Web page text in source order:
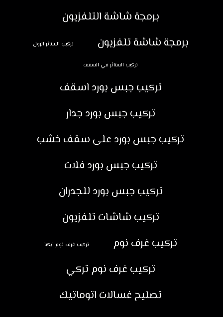
برمجة شاشة التلفزيون
برمجة شاشة تلفزيون
تركيب الستائر الرول
تركيب الستائر في السقف
تركيب جبس بورد اسقف
تركيب جبس بورد جدار
تركيب جبس بورد على سقف خشب
تركيب جبس بورد فلات
تركيب جبس بورد للجدران
تركيب شاشات تلفزيون
تركيب غرف نوم
تركيب غرف نوم ايكيا
تركيب غرف نوم تركي
تصليح غسالات اتوماتيك